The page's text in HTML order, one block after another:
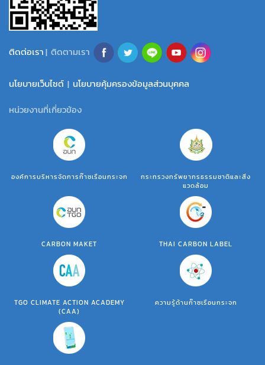
ติดต่อเรา| ติดตามเรา
นโยบายเว็บไซต์ | นโยบายคุ้มครองข้อมูลส่วนบุคคล
หน่วยงานที่เกี่ยวข้อง
องค์การบริหารจัดการก๊าซเรือนกระจก
กระทรวงทรัพยากรธรรมชาติและสิ่ง
แวดล้อม
CARBON MAKET THAI CARBON LABEL
TGO CLIMATE ACTION ACADEMY
(CAA)
ความรู้ด้านก๊าซเรือนกระจก